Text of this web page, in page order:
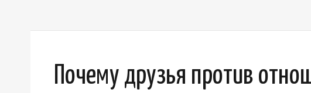
Почему друзья против